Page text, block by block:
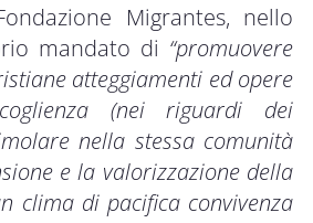
Migrantes, nello
mandato di “promuovere
atteggiamenti ed opere
(nei riguardi dei
nella stessa comunità
e la valorizzazione della
clima di pacifica convivenza